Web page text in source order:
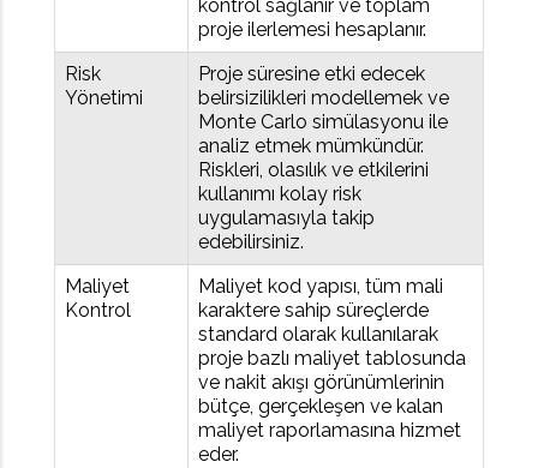
kontrol sağlanır ve toplam
proje ilerlemesi hesaplanır.
Risk
Yönetimi
Proje süresine etki edecek
belirsizilikleri modellemek ve
Monte Carlo simülasyonu ile
analiz etmek mümkündür.
Riskleri, olasılık ve etkilerini
kullanımı kolay risk
uygulamasıyla takip
edebilirsiniz.
Maliyet
Kontrol
Maliyet kod yapısı, tüm mali
karaktere sahip süreçlerde
standard olarak kullanılarak
proje bazlı maliyet tablosunda
ve nakit akışı görünümlerinin
bütçe, gerçekleşen ve kalan
maliyet raporlamasına hizmet
eder.